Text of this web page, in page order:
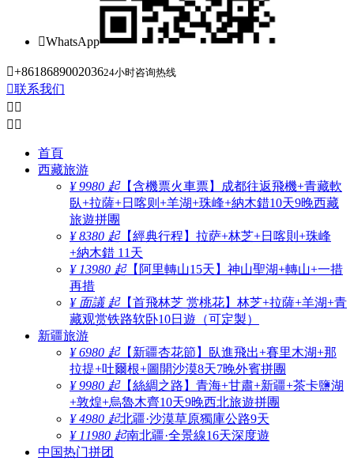
WhatsApp
+861868900203624小时咨询热线
联系我们
 
 
首頁
西藏旅游
¥ 9980 起【含機票火車票】成都往返飛機+青藏軟
臥+拉薩+日喀则+羊湖+珠峰+納木錯10天9晚西藏
旅遊拼團
¥ 8380 起【經典行程】拉萨+林芝+日喀則+珠峰
+納木錯 11天
¥ 13980 起【阿里轉山15天】神山聖湖+轉山+一措
再措
¥ 面議 起【首飛林芝 赏桃花】林芝+拉薩+羊湖+青
藏观赏铁路软卧10日遊（可定製）
新疆旅游
¥ 6980 起【新疆杏花節】臥進飛出+賽里木湖+那
拉提+吐爾根+圖開沙漠8天7晚外賓拼團
¥ 9980 起【絲綢之路】青海+甘肅+新疆+茶卡鹽湖
+敦煌+烏魯木齊10天9晚西北旅遊拼團
¥ 4980 起北疆·沙漠草原獨庫公路9天
¥ 11980 起南北疆·全景線16天深度遊
中国热门拼团